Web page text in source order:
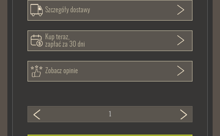
Szczegóły dostawy
Kup teraz,
zapłać za 30 dni
Zobacz opinie